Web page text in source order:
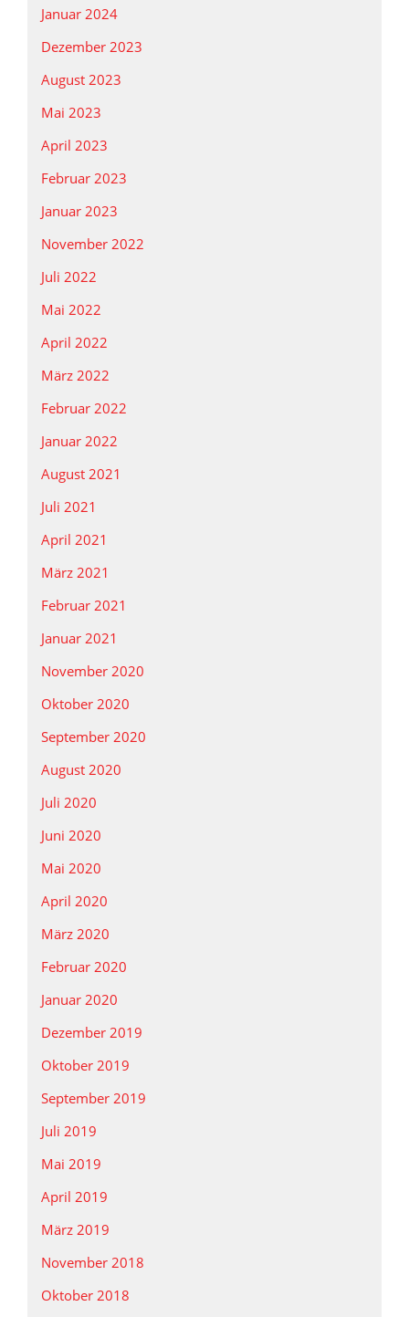
Januar 2024
Dezember 2023
August 2023
Mai 2023
April 2023
Februar 2023
Januar 2023
November 2022
Juli 2022
Mai 2022
April 2022
März 2022
Februar 2022
Januar 2022
August 2021
Juli 2021
April 2021
März 2021
Februar 2021
Januar 2021
November 2020
Oktober 2020
September 2020
August 2020
Juli 2020
Juni 2020
Mai 2020
April 2020
März 2020
Februar 2020
Januar 2020
Dezember 2019
Oktober 2019
September 2019
Juli 2019
Mai 2019
April 2019
März 2019
November 2018
Oktober 2018